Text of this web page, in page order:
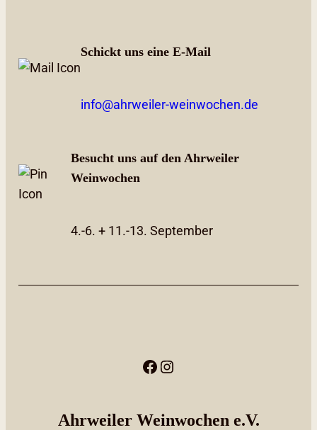
Schickt uns eine E-Mail
info@ahrweiler-weinwochen.de
Besucht uns auf den Ahrweiler
Weinwochen
4.-6. + 11.-13. September
Ahrweiler Weinwochen e.V.